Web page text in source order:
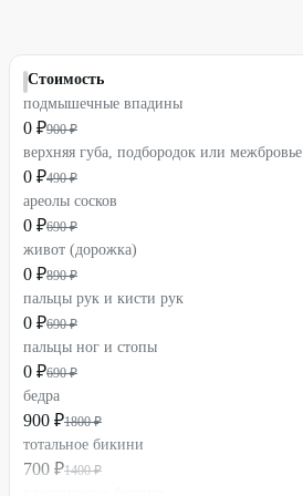
Стоимость
подмышечные впадины
0 ₽900 ₽
верхняя губа, подбородок или межбровье
0 ₽490 ₽
ареолы сосков
0 ₽690 ₽
живот (дорожка)
0 ₽890 ₽
пальцы рук и кисти рук
0 ₽690 ₽
пальцы ног и стопы
0 ₽690 ₽
бедра
900 ₽1800 ₽
тотальное бикини
700 ₽1400 ₽